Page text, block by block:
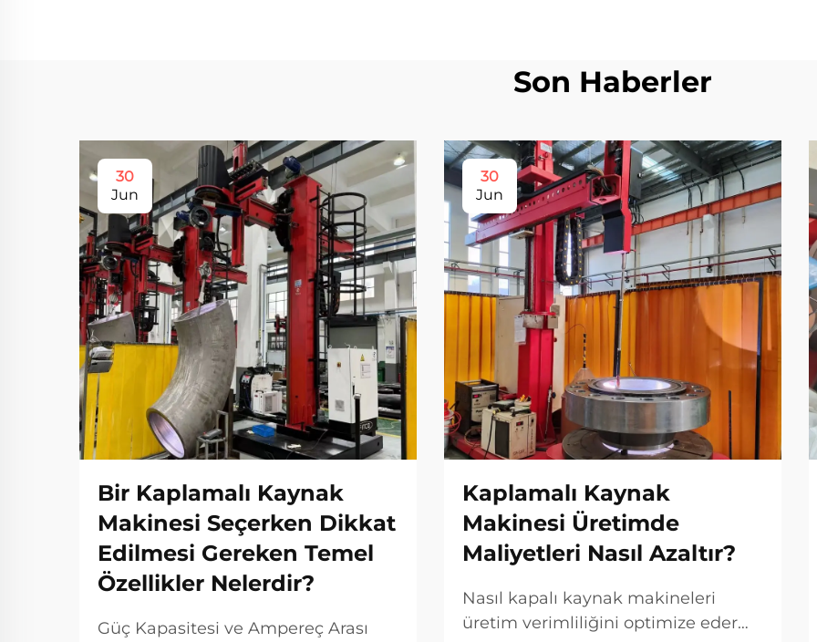
Son Haberler
30
Jun
Bir Kaplamalı Kaynak
Makinesi Seçerken Dikkat
Edilmesi Gereken Temel
Özellikler Nelerdir?
Güç Kapasitesi ve Ampereç Arası
30
Jun
Kaplamalı Kaynak
Makinesi Üretimde
Maliyetleri Nasıl Azaltır?
Nasıl kapalı kaynak makineleri
üretim verimliliğini optimize eder